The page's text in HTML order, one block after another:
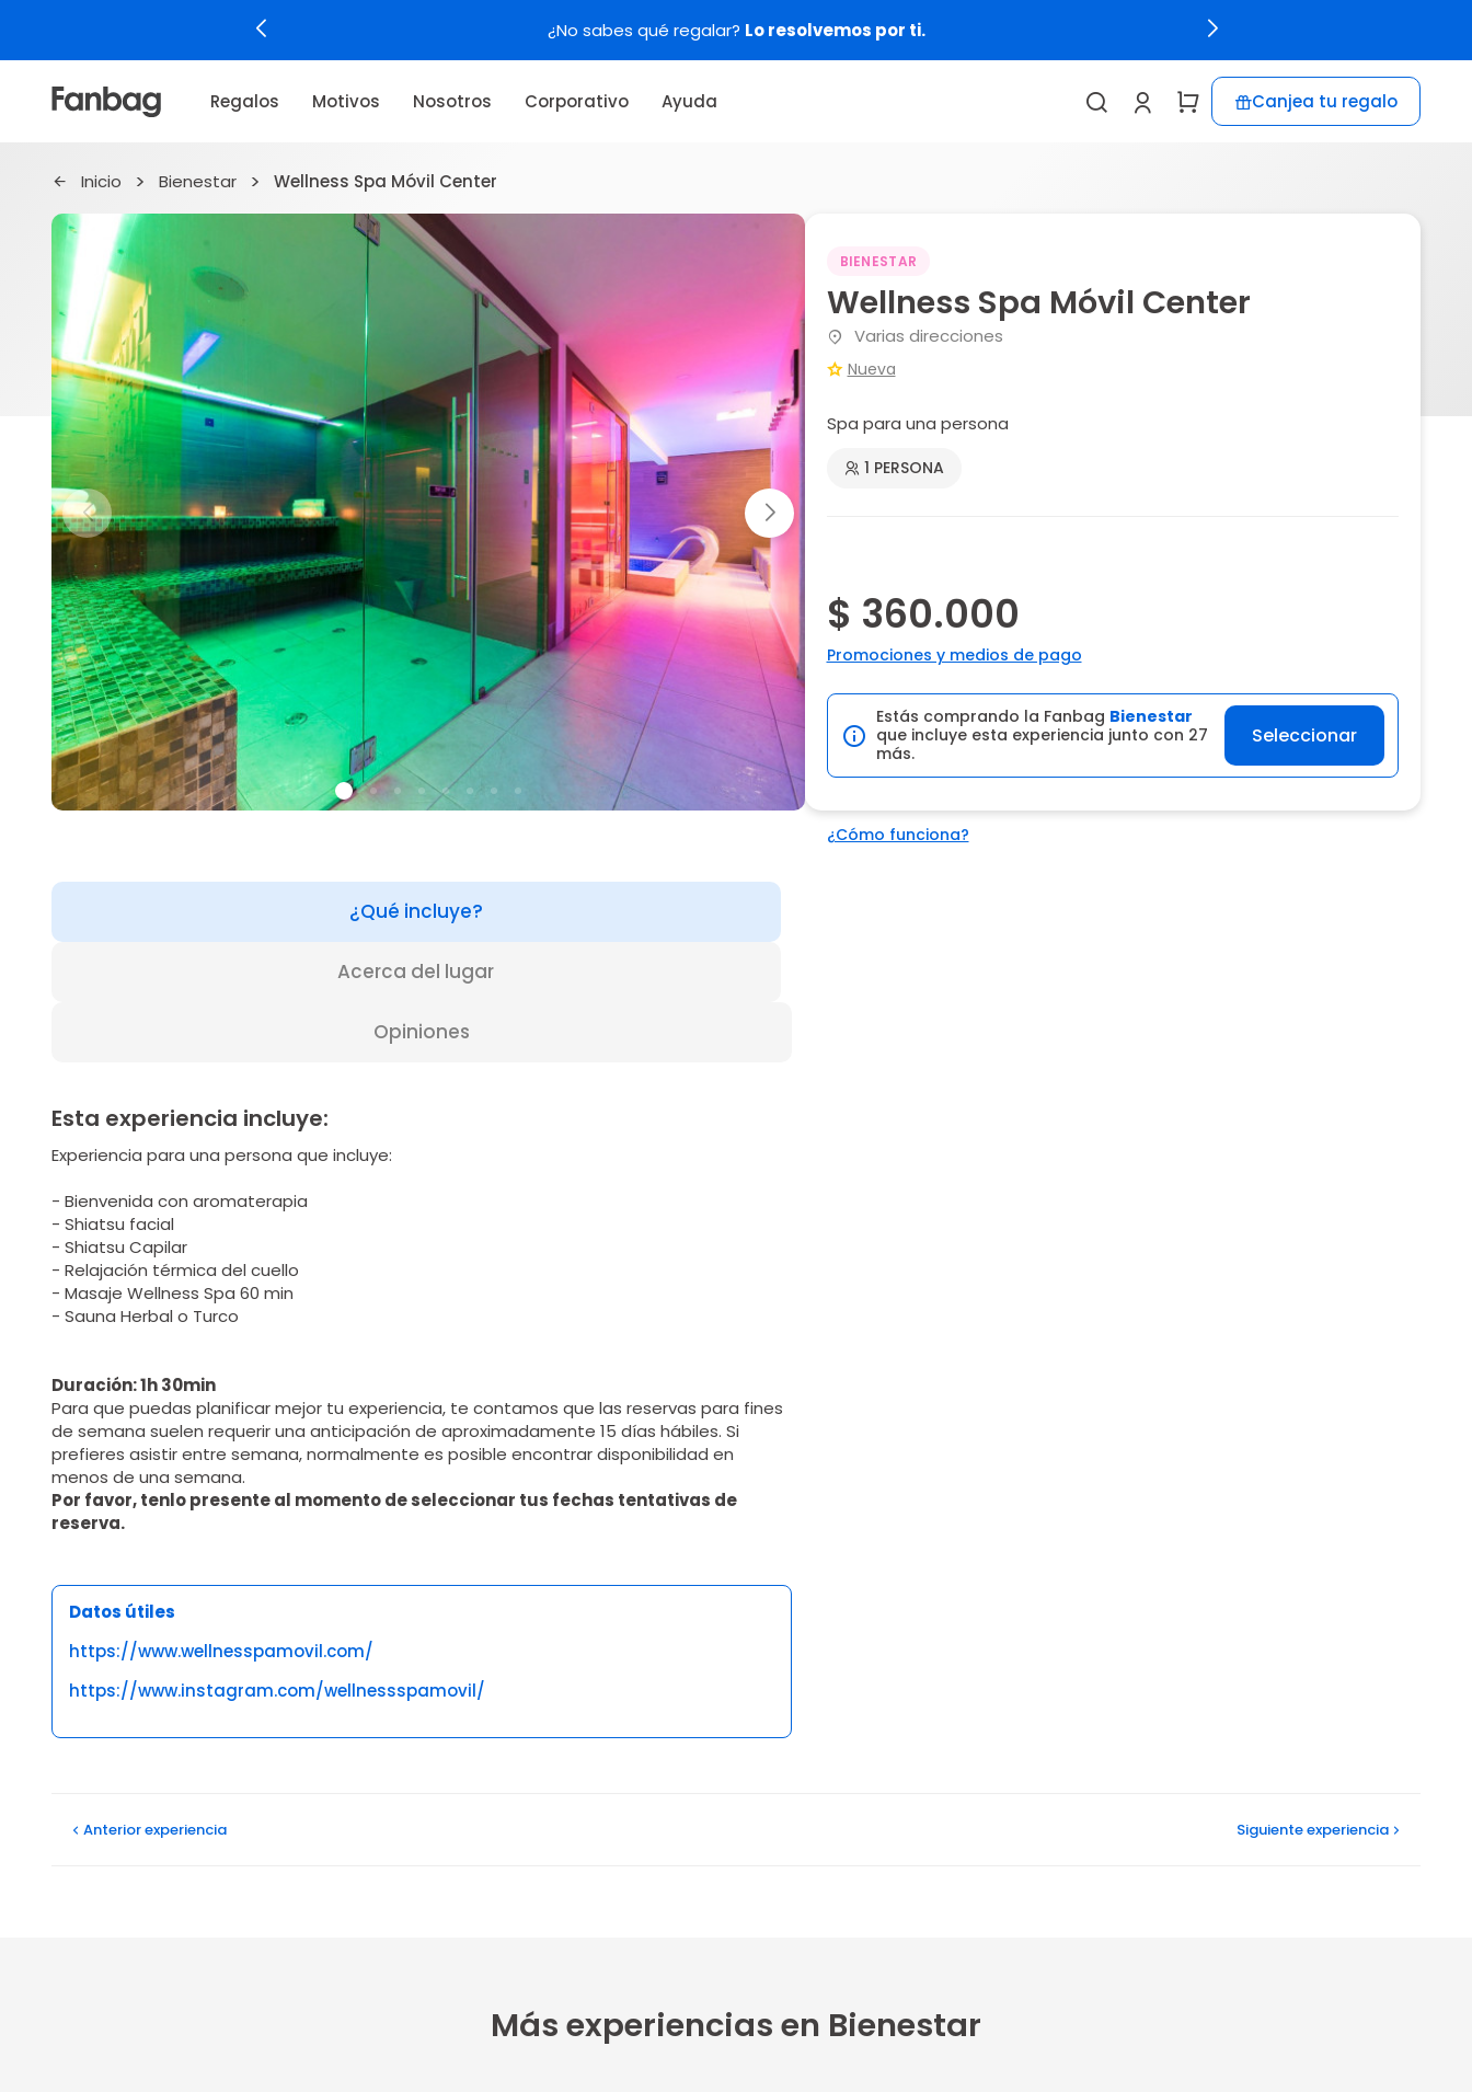
¿No sabes qué regalar? Lo resolvemos por ti.
Regalos Motivos Nosotros Corporativo Ayuda Canjea tu regalo
Inicio Bienestar Wellness Spa Móvil Center
BIENESTAR
Wellness Spa Móvil Center
Varias direcciones
Nueva
Spa para una persona
1 PERSONA
$ 360.000
Promociones y medios de pago
Estás comprando la Fanbag Bienestar
que incluye esta experiencia junto con 27
más.
Seleccionar
¿Cómo funciona?
¿Qué incluye?
Acerca del lugar
Opiniones
Esta experiencia incluye:
Experiencia para una persona que incluye:
- Bienvenida con aromaterapia
- Shiatsu facial
- Shiatsu Capilar
- Relajación térmica del cuello
- Masaje Wellness Spa 60 min
- Sauna Herbal o Turco
Duración: 1h 30min
Para que puedas planificar mejor tu experiencia, te contamos que las reservas para fines
de semana suelen requerir una anticipación de aproximadamente 15 días hábiles. Si
prefieres asistir entre semana, normalmente es posible encontrar disponibilidad en
menos de una semana.
Por favor, tenlo presente al momento de seleccionar tus fechas tentativas de
reserva.
Datos útiles
https://www.wellnesspamovil.com/
https://www.instagram.com/wellnessspamovil/
Anteriorexperiencia Siguienteexperiencia
Más experiencias en Bienestar